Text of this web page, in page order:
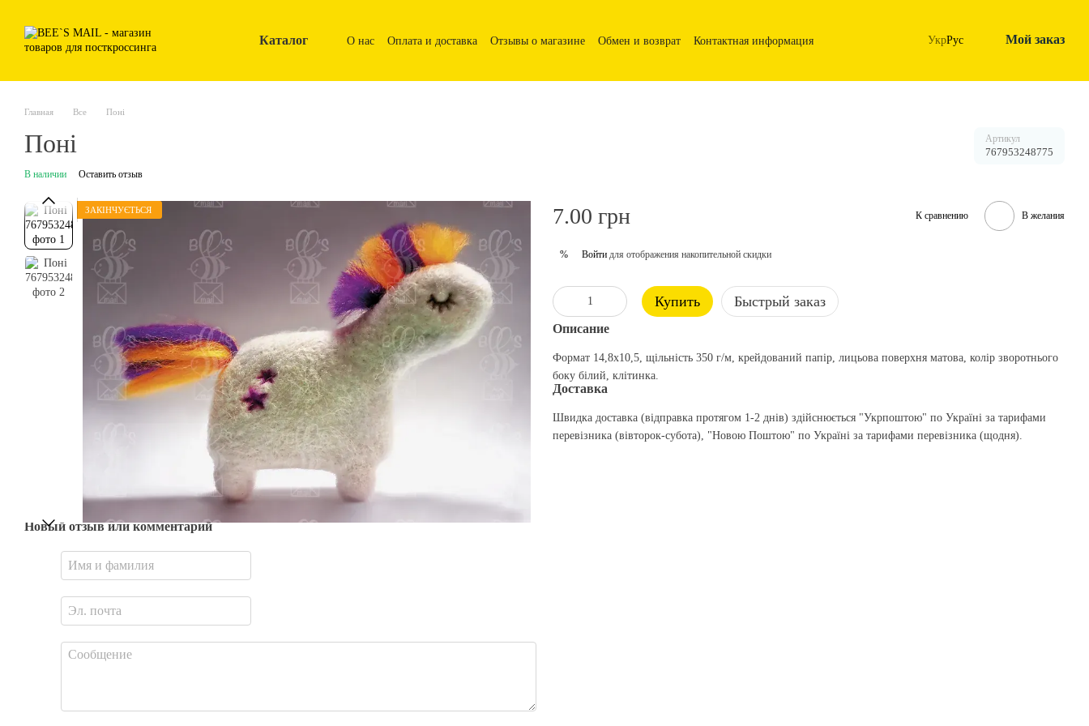
Каталог О нас Оплата и доставка Отзывы о магазине Обмен и возврат Контактная информация УкрРус Мой заказ
Главная Все Поні
Поні Артикул
767953248775
В наличии Оставить отзыв
ЗАКІНЧУЄТЬСЯ
Новый отзыв или комментарий
7.00 грн К сравнению В желания
% Войти для отображения накопительной скидки
Купить Быстрый заказ
Описание
Формат 14,8х10,5, щільність 350 г/м, крейдований папір, лицьова поверхня матова, колір зворотнього
боку білий, клітинка.
Доставка
Швидка доставка (відправка протягом 1-2 днів) здійснюється "Укрпоштою" по Україні за тарифами
перевізника (вівторок-субота), "Новою Поштою" по Україні за тарифами перевізника (щодня).